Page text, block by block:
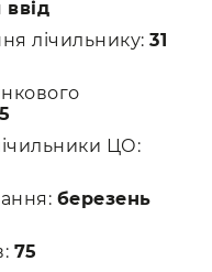
лічильнику: 31
ЦО:
березень
75